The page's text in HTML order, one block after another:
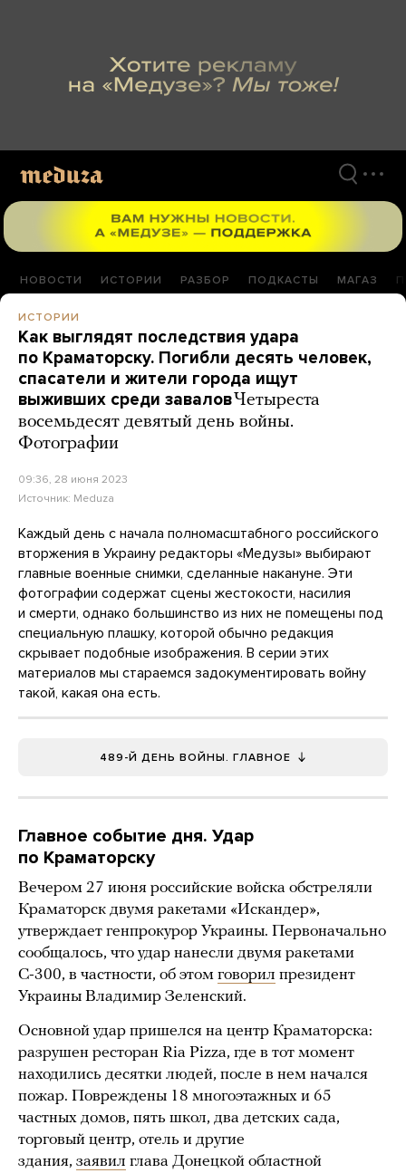
НОВОСТИ ИСТОРИИ РАЗБОР ПОДКАСТЫ МАГАЗ
ИСТОРИИ
Как выглядят последствия удара
по Краматорску. Погибли десять человек,
спасатели и жители города ищут
выживших среди заваловЧетыреста
восемьдесят девятый день войны.
Фотографии
09:36, 28 июня 2023
Источник: Meduza
Каждый день с начала полномасштабного российского
вторжения в Украину редакторы «Медузы» выбирают
главные военные снимки, сделанные накануне. Эти
фотографии содержат сцены жестокости, насилия
и смерти, однако большинство из них не помещены под
специальную плашку, которой обычно редакция
скрывает подобные изображения. В серии этих
материалов мы стараемся задокументировать войну
такой, какая она есть.
489-Й ДЕНЬ ВОЙНЫ. ГЛАВНОЕ
Главное событие дня. Удар
по Краматорску
Вечером 27 июня российские войска обстреляли
Краматорск двумя ракетами «Искандер»,
утверждает генпрокурор Украины. Первоначально
сообщалось, что удар нанесли двумя ракетами
С-300, в частности, об этом говорил президент
Украины Владимир Зеленский.
Основной удар пришелся на центр Краматорска:
разрушен ресторан Ria Pizza, где в тот момент
находились десятки людей, после в нем начался
пожар. Повреждены 18 многоэтажных и 65
частных домов, пять школ, два детских сада,
торговый центр, отель и другие
здания, заявил глава Донецкой областной